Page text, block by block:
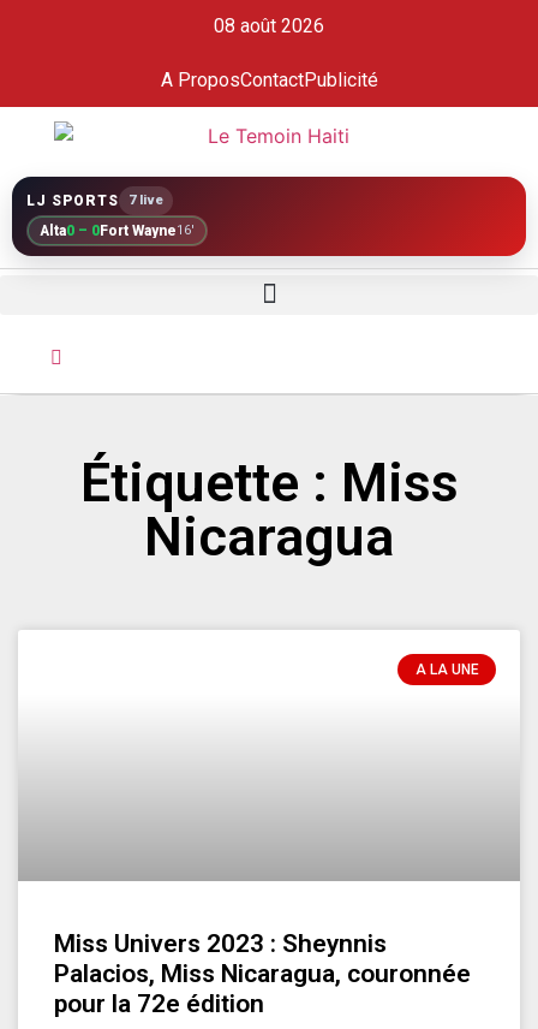
08 août 2026
A ProposContactPublicité
LJ SPORTS 7 live
Alta0 – 0Fort Wayne16'
Étiquette : Miss
Nicaragua
A LA UNE
Miss Univers 2023 : Sheynnis
Palacios, Miss Nicaragua, couronnée
pour la 72e édition